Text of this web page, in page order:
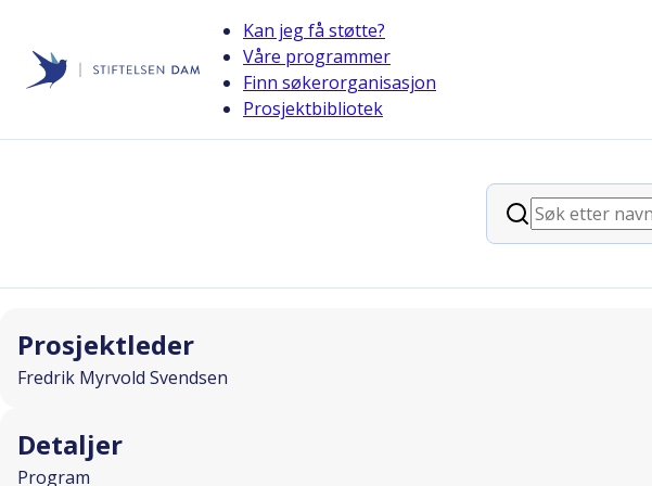
Kan jeg få støtte?
Våre programmer
Finn søkerorganisasjon
Prosjektbibliotek
Søk
Prosjektleder
Fredrik Myrvold Svendsen
Detaljer
Program